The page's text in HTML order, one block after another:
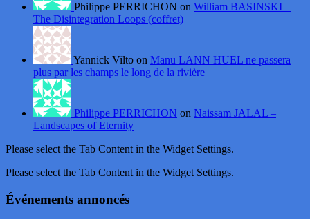
Philippe PERRICHON on William BASINSKI –
The Disintegration Loops (coffret)
Yannick Vilto on Manu LANN HUEL ne passera
plus par les champs le long de la rivière
Philippe PERRICHON on Naissam JALAL –
Landscapes of Eternity
Please select the Tab Content in the Widget Settings.
Please select the Tab Content in the Widget Settings.
Événements annoncés